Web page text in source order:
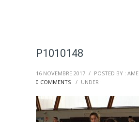
P1010148
16 NOVEMBRE 2017 / POSTED BY : AME
0 COMMENTS
/ UNDER :